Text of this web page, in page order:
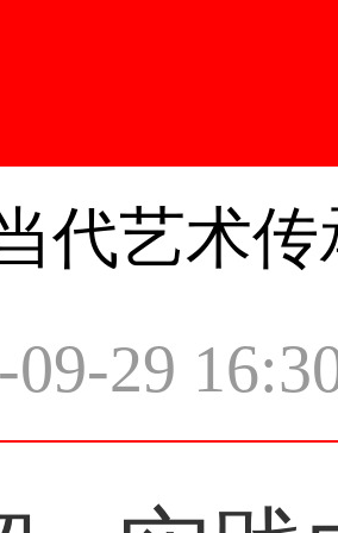
代艺术
09-29